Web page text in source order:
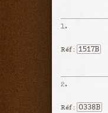
1.
Réf : 1517B
2.
Réf : 0338B